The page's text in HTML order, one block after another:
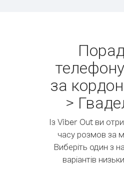
за
>
Із Viber Out ви
часу розмов за
Виберіть один з
варіантів